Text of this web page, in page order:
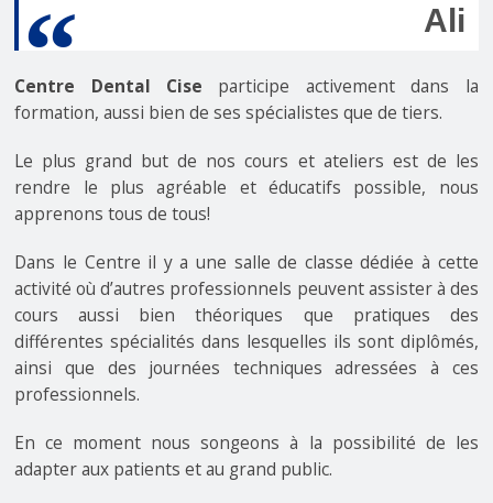
Ali
Centre Dental Cise participe activement dans la
formation, aussi bien de ses spécialistes que de tiers.
Le plus grand but de nos cours et ateliers est de les
rendre le plus agréable et éducatifs possible, nous
apprenons tous de tous!
Dans le Centre il y a une salle de classe dédiée à cette
activité où d’autres professionnels peuvent assister à des
cours aussi bien théoriques que pratiques des
différentes spécialités dans lesquelles ils sont diplômés,
ainsi que des journées techniques adressées à ces
professionnels.
En ce moment nous songeons à la possibilité de les
adapter aux patients et au grand public.